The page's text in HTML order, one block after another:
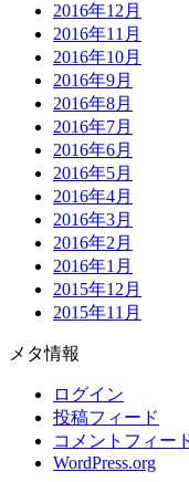
2016年12月
2016年11月
2016年10月
2016年9月
2016年8月
2016年7月
2016年6月
2016年5月
2016年4月
2016年3月
2016年2月
2016年1月
2015年12月
2015年11月
メタ情報
ログイン
投稿フィード
コメントフィー
WordPress.org